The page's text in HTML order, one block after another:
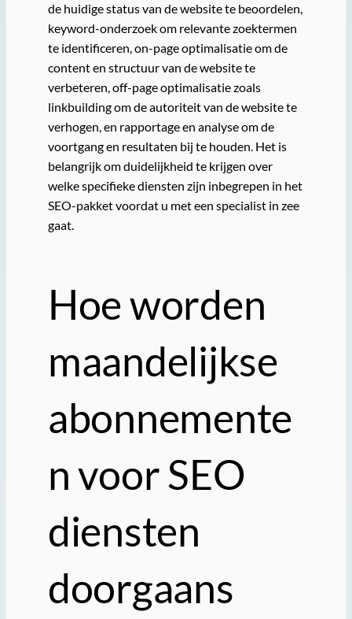
de huidige status van de website te beoordelen,
keyword-onderzoek om relevante zoektermen
te identificeren, on-page optimalisatie om de
content en structuur van de website te
verbeteren, off-page optimalisatie zoals
linkbuilding om de autoriteit van de website te
verhogen, en rapportage en analyse om de
voortgang en resultaten bij te houden. Het is
belangrijk om duidelijkheid te krijgen over
welke specifieke diensten zijn inbegrepen in het
SEO-pakket voordat u met een specialist in zee
gaat.
Hoe worden
maandelijkse
abonnemente
n voor SEO
diensten
doorgaans